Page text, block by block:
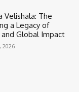
Velishala: The
a Legacy of
Global Impact
2026